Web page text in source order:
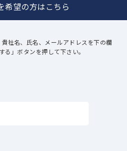
希望の方はこちら
社名、氏名、メールアドレスを下の欄
る」ボタンを押して下さい。